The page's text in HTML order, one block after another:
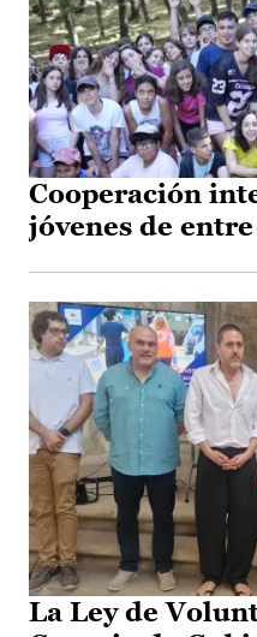
Cooperación
jóvenes de entre
La Ley de